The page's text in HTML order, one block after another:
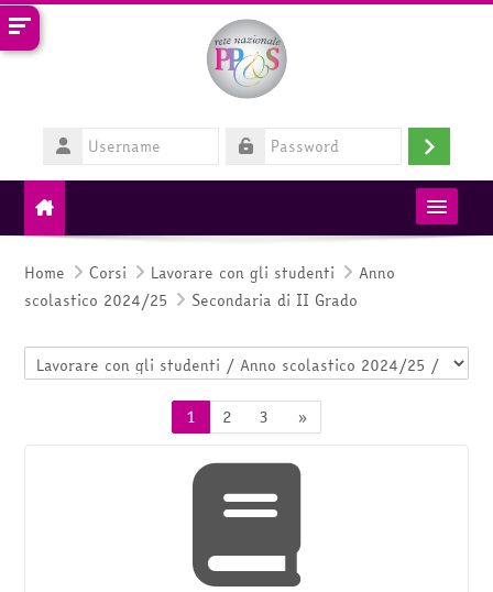
Vai al contenuto principale
Username
Password
Login
MIM
HelpDesk
Home Corsi Lavorare con gli studenti
Anno
scolastico 2024/25
Secondaria di II Grado
Categorie di corso
1 Pagina 1
2 Pagina 2
3 Pagina 3
»Pagina successiva